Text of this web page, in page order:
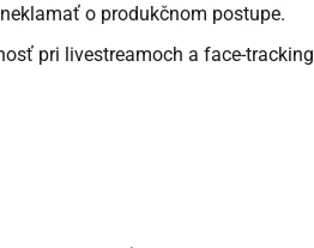
o produkčnom postupe.
pri livestreamoch a face-tracking